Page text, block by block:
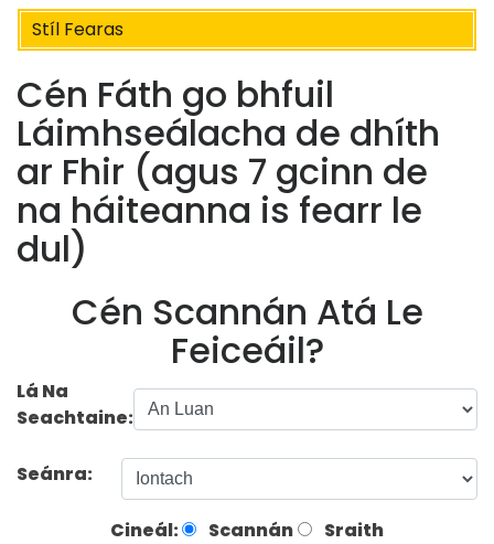
Stíl Fearas
Cén Fáth go bhfuil
Láimhseálacha de dhíth
ar Fhir (agus 7 gcinn de
na háiteanna is fearr le
dul)
Cén Scannán Atá Le
Feiceáil?
Lá Na
Seachtaine:
Seánra:
Cineál: Scannán Sraith